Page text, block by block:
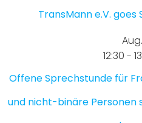
TransMann e.V.
Aug.
12:30 -
Offene Sprechstunde für
und nicht-binäre Personen